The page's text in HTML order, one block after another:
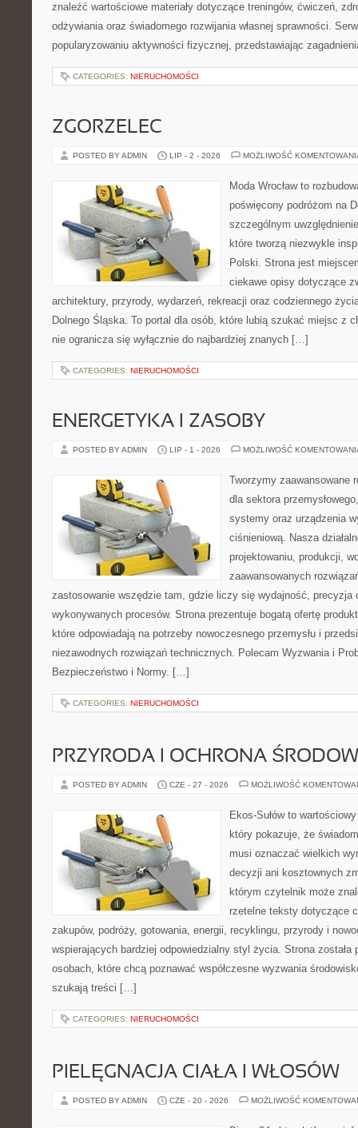
znaleźć wartościowe materiały dotyczące treningów, ćwiczeń,
odżywiania oraz świadomego rozwijania własnej sprawności.
popularyzowaniu aktywności fizycznej, przedstawiając
CATEGORIES: NIERUCHOMOŚCI
ZGORZELEC
POSTED BY ADMIN LIP - 2 - 2026 MOŻLIWOŚĆ
Moda Wrocław to
poświęcony podróżom na
szczególnym
które tworzą niezwykle
Polski. Strona jest
ciekawe opisy dotyczące
architektury, przyrody, wydarzeń, rekreacji oraz codziennego
Dolnego Śląska. To portal dla osób, które lubią szukać miejsc z
nie ogranicza się wyłącznie do najbardziej znanych […]
CATEGORIES: NIERUCHOMOŚCI
ENERGETYKA I ZASOBY
POSTED BY ADMIN LIP - 1 - 2026 MOŻLIWOŚĆ
Tworzymy zaawansowane
dla sektora
systemy oraz urządzenia
ciśnieniową. Nasza
projektowaniu, produkcji,
zaawansowanych
zastosowanie wszędzie tam, gdzie liczy się wydajność, precyzja
wykonywanych procesów. Strona prezentuje bogatą ofertę
które odpowiadają na potrzeby nowoczesnego przemysłu i
niezawodnych rozwiązań technicznych. Polecam Wyzwania i
Bezpieczeństwo i Normy. […]
CATEGORIES: NIERUCHOMOŚCI
PRZYRODA I OCHRONA
POSTED BY ADMIN CZE - 27 - 2026 MOŻLIWOŚĆ
Ekos-Sułów to
który pokazuje, że
musi oznaczać wielkich
decyzji ani kosztownych
którym czytelnik może
rzetelne teksty dotyczące
zakupów, podróży, gotowania, energii, recyklingu, przyrody i
wspierających bardziej odpowiedzialny styl życia. Strona została
osobach, które chcą poznawać współczesne wyzwania
szukają treści […]
CATEGORIES: NIERUCHOMOŚCI
PIELĘGNACJA CIAŁA I WŁOSÓW
POSTED BY ADMIN CZE - 20 - 2026 MOŻLIWOŚĆ